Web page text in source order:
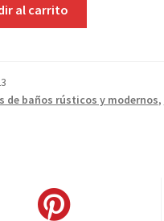
al carrito
de baños rústicos y modernos,